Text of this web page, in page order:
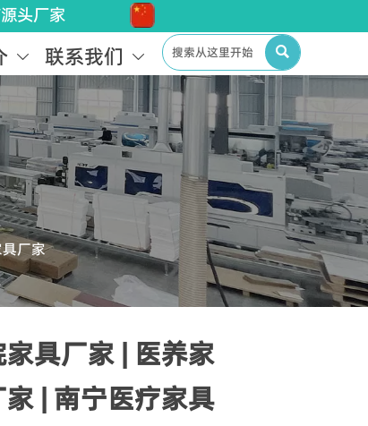
头厂家
 联系我们  
厂家
家具厂家 | 医养家
| 南宁医疗家具